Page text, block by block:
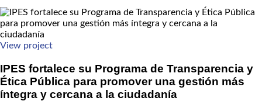
View project
IPES fortalece su Programa de Transparencia y
Ética Pública para promover una gestión más
íntegra y cercana a la ciudadanía